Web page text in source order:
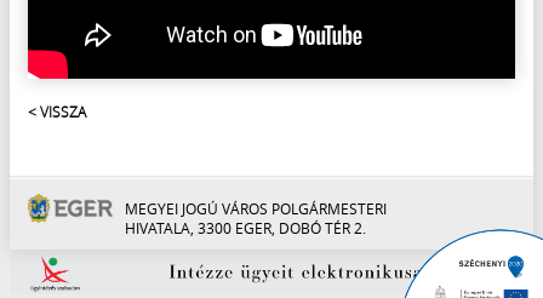
< VISSZA
MEGYEI JOGÚ VÁROS POLGÁRMESTERI
HIVATALA, 3300 EGER, DOBÓ TÉR 2.